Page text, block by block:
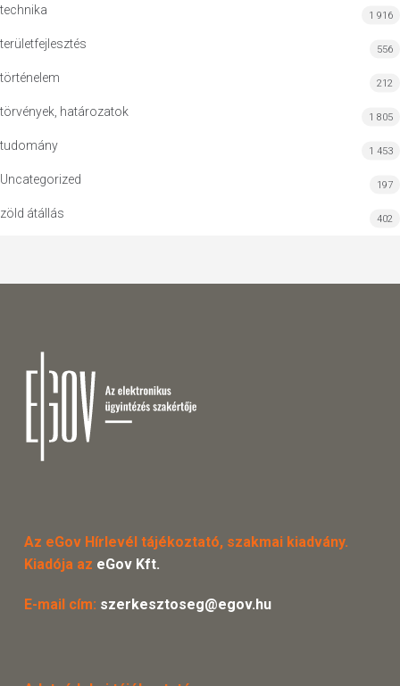
technika 1 916
területfejlesztés 556
történelem 212
törvények, határozatok 1 805
tudomány 1 453
Uncategorized 197
zöld átállás 402
Az eGov Hírlevél tájékoztató, szakmai kiadvány.
Kiadója az eGov Kft.
E-mail cím: szerkesztoseg@egov.hu